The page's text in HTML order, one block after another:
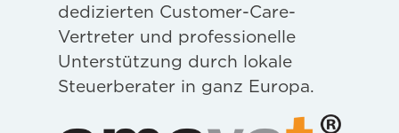
dedizierten Customer-Care-
Vertreter und professionelle
Unterstützung durch lokale
Steuerberater in ganz Europa.